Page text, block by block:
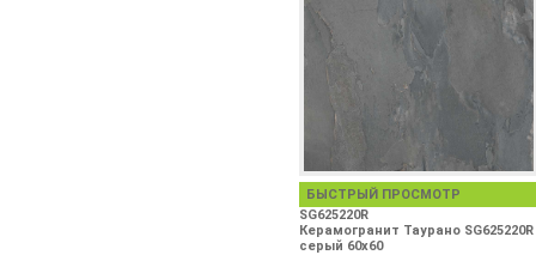
БЫСТРЫЙ ПРОСМОТР
SG625220R
Керамогранит Таурано SG625220R
серый 60х60